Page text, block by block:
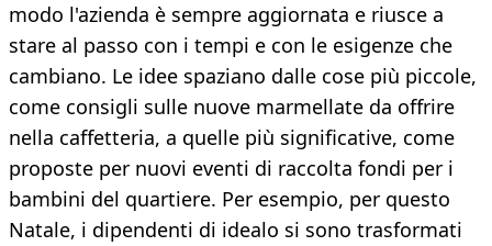
modo l'azienda è sempre aggiornata e riusce a
stare al passo con i tempi e con le esigenze che
cambiano. Le idee spaziano dalle cose più piccole,
come consigli sulle nuove marmellate da offrire
nella caffetteria, a quelle più significative, come
proposte per nuovi eventi di raccolta fondi per i
bambini del quartiere. Per esempio, per questo
Natale, i dipendenti di idealo si sono trasformati